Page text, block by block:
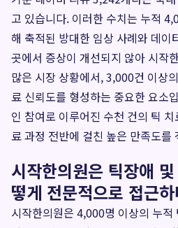
고 있습니다. 이러한 수치는 누적
해 축적된 방대한 임상 사례와 데이
곳에서 증상이 개선되지 않아 시작
많은 시장 상황에서, 3,000건 이상
료 신뢰도를 형성하는 중요한 요소
인 참여로 이루어진 수천 건의 틱
료 과정 전반에 걸친 높은 만족도를
시작한의원은 틱장애
떻게 전문적으로 접근
시작한의원은 4,000명 이상의 누